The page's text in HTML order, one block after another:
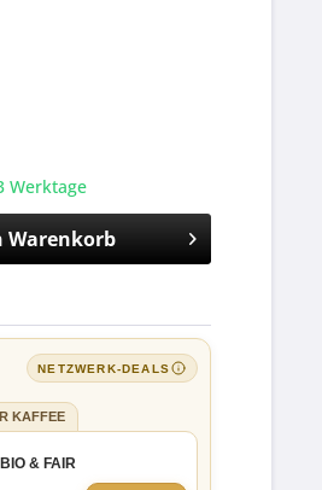
Werktage
Warenkorb
NETZWERK-DEALS
KAFFEE
& FAIR